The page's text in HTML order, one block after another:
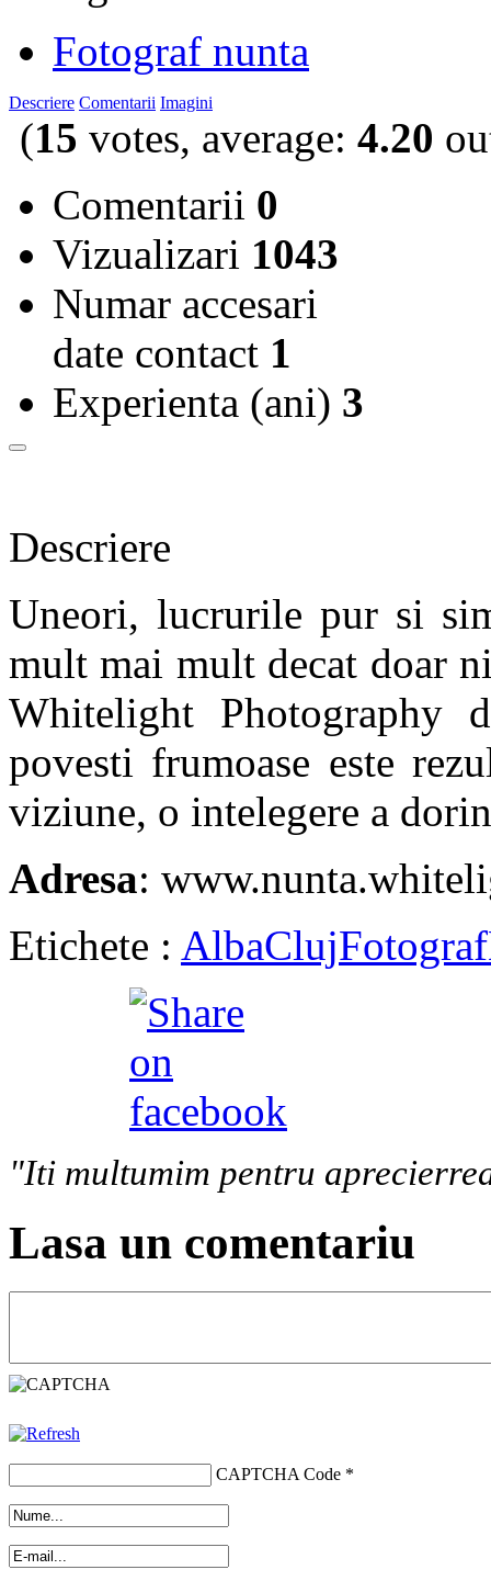
Fotograf nunta
Descriere Comentarii Imagini
(15 votes, average: 4.20
Comentarii 0
Vizualizari 1043
Numar accesari
date contact 1
Experienta (ani) 3
Descriere
Uneori, lucrurile pur si
mult mai mult decat doar
Whitelight Photography
povesti frumoase este
viziune, o intelegere a
Adresa:
Etichete : AlbaClujFotograf
"Iti multumim pentru
Lasa un comentariu
CAPTCHA Code *